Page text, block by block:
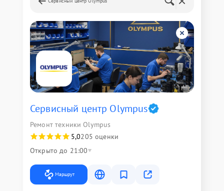
Сервисный центр Olympus
Ремонт техники Olympus
5,0205 оценки
Открыто до 21:00
Маршрут